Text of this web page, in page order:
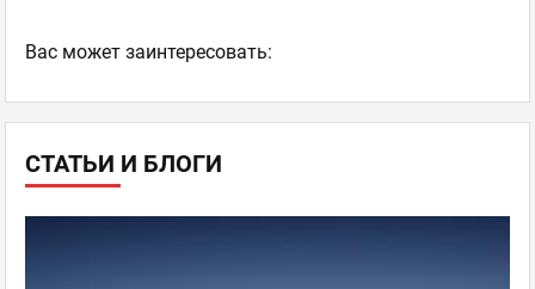
СТАТЬИ И БЛОГИ
Ваc может заинтересовать: